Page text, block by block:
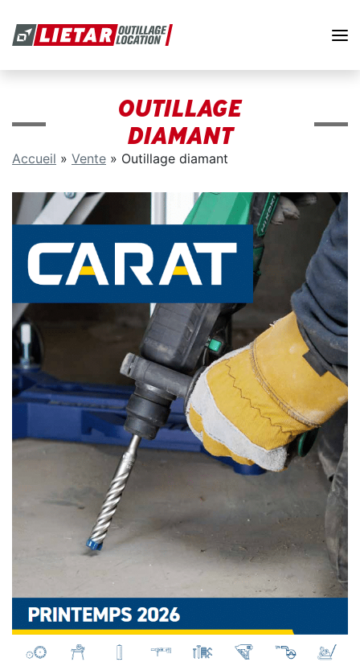
OUTILLAGE
DIAMANT
Accueil » Vente » Outillage diamant